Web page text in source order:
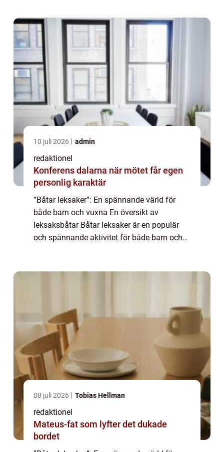
10 juli 2026 admin
redaktionel
Konferens dalarna när mötet får egen
personlig karaktär
”Båtar leksaker”: En spännande värld för
både barn och vuxna En översikt av
leksaksbåtar Båtar leksaker är en populär
och spännande aktivitet för både barn och
08 juli 2026 Tobias Hellman
redaktionel
Mateus-fat som lyfter det dukade
bordet